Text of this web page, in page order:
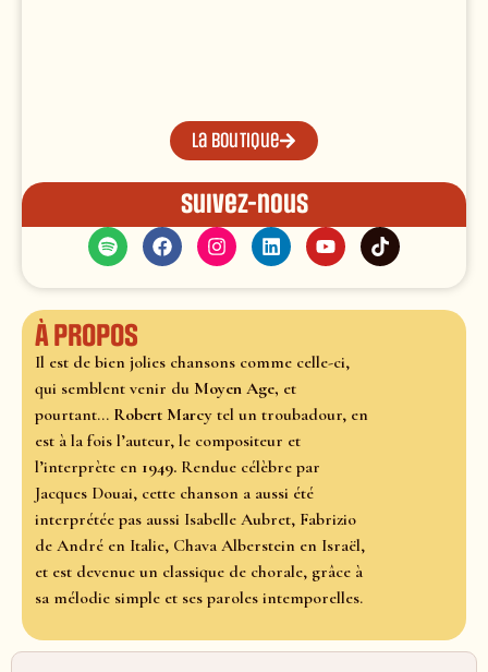
La boutique
Suivez-nous
À propos
Il est de bien jolies chansons comme celle-ci,
qui semblent venir du Moyen Age, et
pourtant... Robert Marcy tel un troubadour, en
est à la fois l’auteur, le compositeur et
l’interprète en 1949. Rendue célèbre par
Jacques Douai, cette chanson a aussi été
interprétée pas aussi Isabelle Aubret, Fabrizio
de André en Italie, Chava Alberstein en Israël,
et est devenue un classique de chorale, grâce à
sa mélodie simple et ses paroles intemporelles.